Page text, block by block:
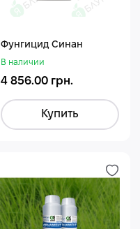
Фунгицид Синан
В наличии
4 856.00 грн.
Купить